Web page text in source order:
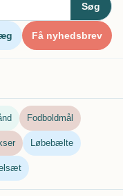
Søg
Få nyhedsbrev
Fodboldmål
Løbebælte